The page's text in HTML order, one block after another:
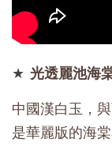
★ 光透麗池海
中國漢白玉，
是華麗版的海棠